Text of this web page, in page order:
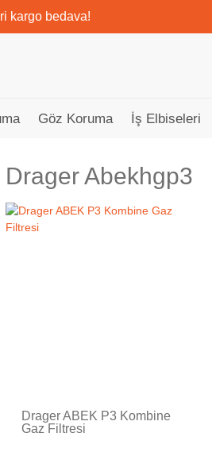
kargo bedava!
Göz Koruma İş Elbiseleri
Drager Abekhgp3
Drager ABEK P3 Kombine
Gaz Filtresi